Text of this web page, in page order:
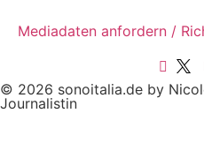
Mediadaten anfordern /
© 2026 sonoitalia.de by
Journalistin